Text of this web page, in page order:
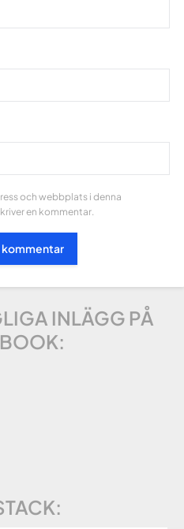
och webbplats i denna
en kommentar.
INLÄGG PÅ